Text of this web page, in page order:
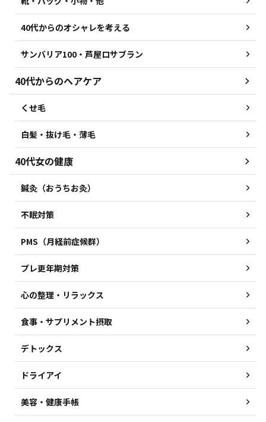
40代からのオシャレを考える
サンバリア100・芦屋ロサブラン
40代からのヘアケア
くせ毛
白髪・抜け毛・薄毛
40代女の健康
鍼灸（おうちお灸）
不眠対策
PMS（月経前症候群）
プレ更年期対策
心の整理・リラックス
食事・サプリメント摂取
デトックス
ドライアイ
美容・健康手帳